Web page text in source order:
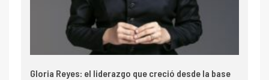
Gloria Reyes: el liderazgo que creció desde la base